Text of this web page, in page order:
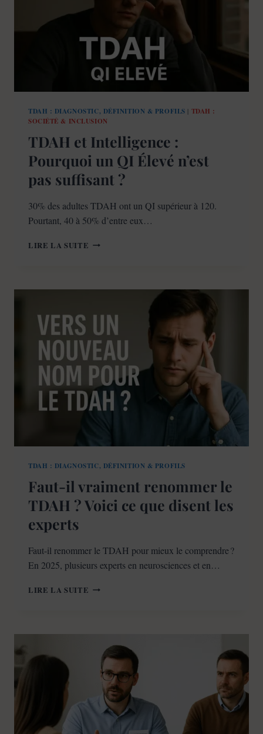
TDAH : DIAGNOSTIC, DÉFINITION & PROFILS | TDAH :
SOCIÉTÉ & INCLUSION
TDAH et Intelligence :
Pourquoi un QI Élevé n’est
pas suffisant ?
30% des adultes TDAH ont un QI supérieur à 120.
Pourtant, 40 à 50% d’entre eux…
LIRE LA SUITE TDAH
POURQUOI
QI
ÉLEVÉ
N’EST
PAS
SUFFISANT
TDAH : DIAGNOSTIC, DÉFINITION & PROFILS
Faut-il vraiment renommer le
TDAH ? Voici ce que disent les
experts
Faut-il renommer le TDAH pour mieux le comprendre ?
En 2025, plusieurs experts en neurosciences et en…
LIRE LA SUITE FAUT-
TDAH
VOICI
QUE
DISENT
LES
EXPERTS